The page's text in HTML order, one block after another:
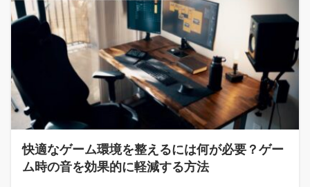
快適なゲーム環境を整えるには何が必要？ゲー
ム時の音を効果的に軽減する方法